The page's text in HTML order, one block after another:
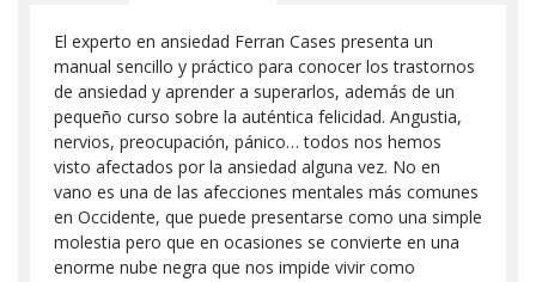
El experto en ansiedad Ferran Cases presenta un
manual sencillo y práctico para conocer los trastornos
de ansiedad y aprender a superarlos, además de un
pequeño curso sobre la auténtica felicidad. Angustia,
nervios, preocupación, pánico… todos nos hemos
visto afectados por la ansiedad alguna vez. No en
vano es una de las afecciones mentales más comunes
en Occidente, que puede presentarse como una simple
molestia pero que en ocasiones se convierte en una
enorme nube negra que nos impide vivir como